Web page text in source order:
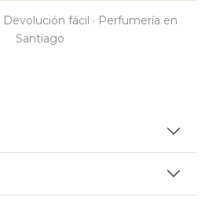
Devolución fácil · Perfumería en
Santiago